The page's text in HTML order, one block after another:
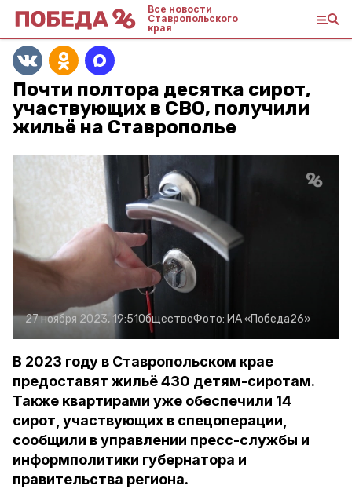
Все новости
Ставропольского
края
Почти полтора десятка сирот,
участвующих в СВО, получили
жильё на Ставрополье
27 ноября 2023, 19:51ОбществоФото: ИА «Победа26»
В 2023 году в Ставропольском крае
предоставят жильё 430 детям-сиротам.
Также квартирами уже обеспечили 14
сирот, участвующих в спецоперации,
сообщили в управлении пресс-службы и
информполитики губернатора и
правительства региона.